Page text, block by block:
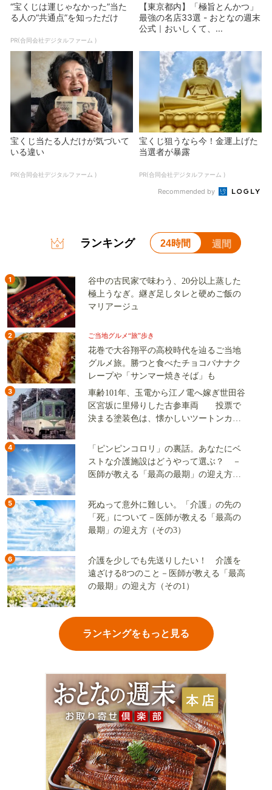
“宝くじは運じゃなかった”当た
る人の“共通点”を知っただけ
PR(合同会社デジタルファーム )
【東京都内】「極旨とんかつ」
最強の名店33選 - おとなの週末
公式｜おいしくて、...
宝くじ当たる人だけが気づいて
いる違い
PR(合同会社デジタルファーム )
宝くじ狙うなら今！金運上げた
当選者が暴露
PR(合同会社デジタルファーム )
Recommended by
ランキング 24時間 週間
1
谷中の古民家で味わう、20分以上蒸した
極上うなぎ。継ぎ足しタレと硬めご飯の
マリアージュ
2 ご当地グルメ“旅”歩き
花巻で大谷翔平の高校時代を辿るご当地
グルメ旅。勝つと食べたチョコバナナク
レープや「サンマー焼きそば」も
3
車齢101年、玉電から江ノ電へ嫁ぎ世田谷
区宮坂に里帰りした古参車両 投票で
決まる塗装色は、懐かしいツートンカラ
4
「ピンピンコロリ」の裏話。あなたにベ
ストな介護施設はどうやって選ぶ？ －
医師が教える「最高の最期」の迎え方
5
死ぬって意外に難しい。「介護」の先の
「死」について－医師が教える「最高の
最期」の迎え方（その3）
6
介護を少しでも先送りしたい！ 介護を
遠ざける8つのこと－医師が教える「最高
の最期」の迎え方（その1）
ランキングをもっと見る